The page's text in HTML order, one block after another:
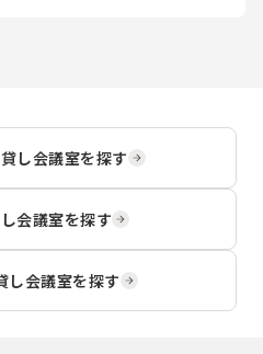
し会議室を探す
会議室を探す
し会議室を探す